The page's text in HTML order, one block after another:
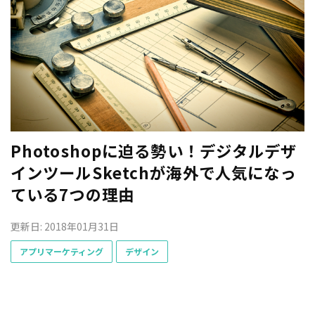
Photoshopに迫る勢い！デジタルデザ
インツールSketchが海外で人気になっ
ている7つの理由
更新日: 2018年01月31日
アプリマーケティング デザイン